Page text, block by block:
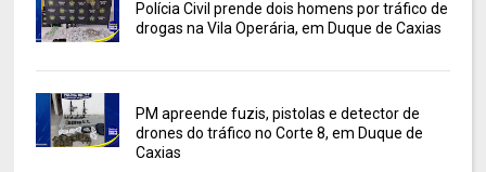
Polícia Civil prende dois homens por tráfico de
drogas na Vila Operária, em Duque de Caxias
PM apreende fuzis, pistolas e detector de
drones do tráfico no Corte 8, em Duque de
Caxias